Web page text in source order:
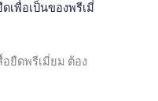
เพื่อเป็นของพรีเมี่
ยืดพรีเมี่ยม ต้อง